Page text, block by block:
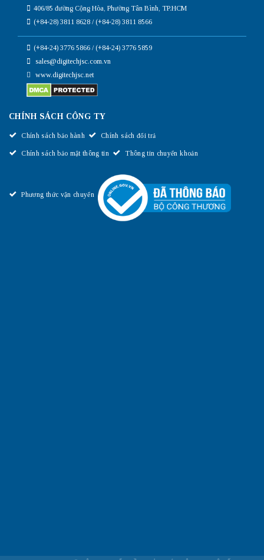
406/85 đường Cộng Hòa, Phường Tân Bình, TP.HCM
(+84-28) 3811 8628 / (+84-28) 3811 8566
(+84-24) 3776 5866 / (+84-24) 3776 5859
sales@digitechjsc.com.vn
www.digitechjsc.net
CHÍNH SÁCH CÔNG TY
Chính sách bảo hành Chính sách đổi trả
Chính sách bảo mật thông tin Thông tin chuyển khoản
Phương thức vận chuyển